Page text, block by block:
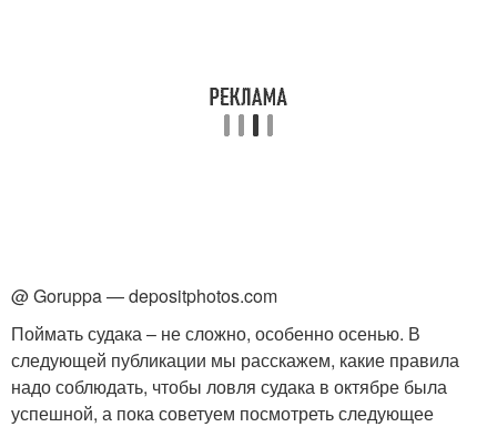
@ Goruppa — depositphotos.com
Поймать судака – не сложно, особенно осенью. В
следующей публикации мы расскажем, какие правила
надо соблюдать, чтобы ловля судака в октябре была
успешной, а пока советуем посмотреть следующее